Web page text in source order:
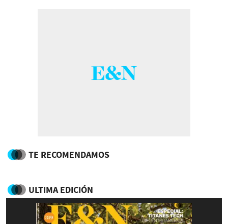
TE RECOMENDAMOS
ULTIMA EDICIÓN